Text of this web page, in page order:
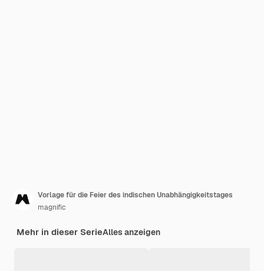
Vorlage für die Feier des indischen Unabhängigkeitstages
magnific
Mehr in dieser SerieAlles anzeigen